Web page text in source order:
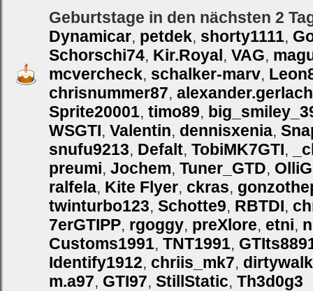
Geburtstage in den nächsten 2
Dynamicar, petdek, shorty1111,
Schorschi74, Kir.Royal, VAG,
mcvercheck, schalker-marv,
chrisnummer87, alexander.gerlach
Sprite20001, timo89,
WSGTI, Valentin, dennisxenia,
snufu9213, Defalt, TobiMK7GTI,
preumi, Jochem, Tuner_GTD,
ralfela, Kite Flyer, ckras,
twinturbo123, Schotte9, RBTDI,
7erGTIPP, rgoggy, preXlore, etni,
Customs1991, TNT1991,
Identify1912, chriis_mk7,
m.a97, GTI97, StillStatic, Th3d0g3